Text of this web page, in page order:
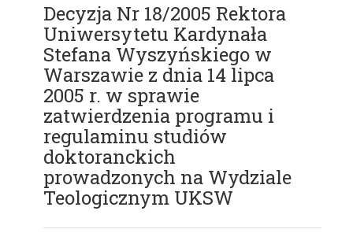
Decyzja Nr 18/2005 Rektora
Uniwersytetu Kardynała
Stefana Wyszyńskiego w
Warszawie z dnia 14 lipca
2005 r. w sprawie
zatwierdzenia programu i
regulaminu studiów
doktoranckich
prowadzonych na Wydziale
Teologicznym UKSW